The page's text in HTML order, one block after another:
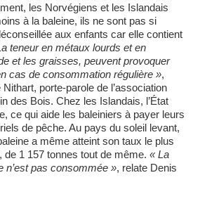
les Norvégiens et les Islandais
à la baleine, ils ne sont pas si
aux enfants car elle contient
teneur en métaux lourds et en
et les graisses, peuvent provoquer
cas de consommation régulière »,
porte-parole de l’association
des Bois. Chez les Islandais, l’État
ce qui aide les baleiniers à payer leurs
de pêche. Au pays du soleil levant,
a même atteint son taux le plus
de 1 157 tonnes tout de même. « La
n’est pas consommée », relate Denis